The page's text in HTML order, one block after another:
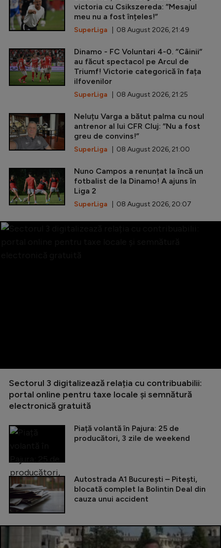
victoria cu Csikszereda: ”Mesajul
meu nu a fost înțeles!”
SuperLiga | 08 August 2026, 21:49
Dinamo - FC Voluntari 4-0. ”Câinii”
au făcut spectacol pe Arcul de
Triumf! Victorie categorică în fața
ilfovenilor
SuperLiga | 08 August 2026, 21:25
Neluțu Varga a bătut palma cu noul
antrenor al lui CFR Cluj: ”Nu a fost
greu de convins!”
SuperLiga | 08 August 2026, 21:00
Nuno Campos a renunțat la încă un
fotbalist de la Dinamo! A ajuns în
Liga 2
SuperLiga | 08 August 2026, 20:07
Sectorul 3 digitalizează relația cu contribuabilii:
portal online pentru taxe locale și semnătură
electronică gratuită
Piață volantă în Pajura: 25 de
producători, 3 zile de weekend
Autostrada A1 București – Pitești,
blocată complet la Bolintin Deal din
cauza unui accident